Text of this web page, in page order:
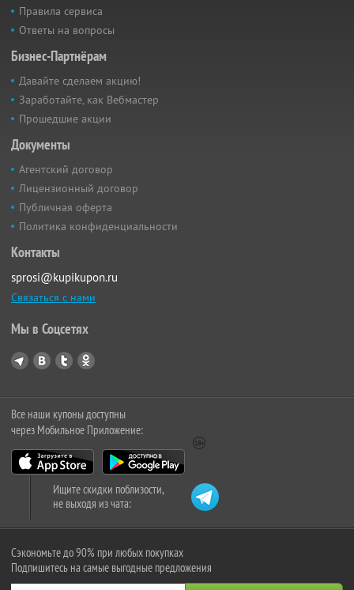
Правила сервиса
Ответы на вопросы
Бизнес-Партнёрам
Давайте сделаем акцию!
Заработайте, как Вебмастер
Прошедшие акции
Документы
Агентский договор
Лицензионный договор
Публичная оферта
Политика конфиденциальности
Контакты
sprosi@kupikupon.ru
Связаться с нами
Мы в Соцсетях
Все наши купоны доступны
через Мобильное Приложение:
Ищите скидки поблизости,
не выходя из чата:
Сэкономьте до 90% при любых покупках
Подпишитесь на самые выгодные предложения